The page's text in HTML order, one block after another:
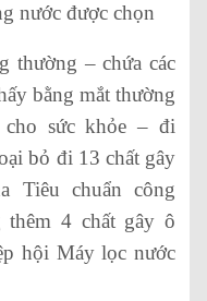
nước được chọn
thường – chứa các
bằng mắt thường
sức khỏe – đi
bỏ đi 13 chất gây
Tiêu chuẩn công
thêm 4 chất gây ô
hội Máy lọc nước